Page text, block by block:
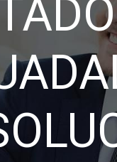
y damos
clientes